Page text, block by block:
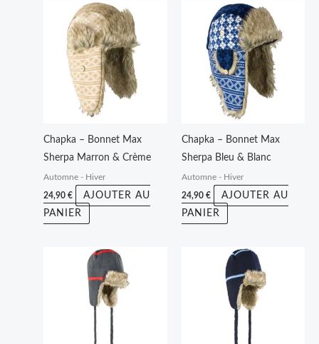
Chapka – Bonnet Max
Sherpa Marron & Crème
Automne - Hiver
24,90€
AJOUTER AU
PANIER
Chapka – Bonnet Max
Sherpa Bleu & Blanc
Automne - Hiver
24,90 €
AJOUTER AU
PANIER